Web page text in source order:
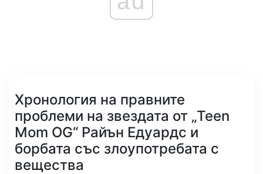
Хронология на правните
проблеми на звездата от „Teen
Mom OG“ Райън Едуардс и
борбата със злоупотребата с
вещества